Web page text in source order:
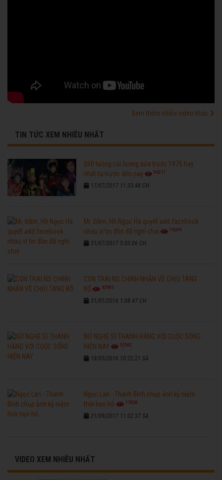
Xem thêm nhiều video khác
TIN TỨC XEM NHIỀU NHẤT
260 tuồng cải lương xưa trước 1975 hay
nhất từ trước đến nay
96211
17/07/2017 11:33:48 CH
Mr. Đàm, Hồ Ngọc Hà quyết add facebook
nhau vì tin đồn đã nghỉ chơi
76309
31/07/2017 5:03:06 CH
CON TRAI NS CHINH NHẪN VỀ CHỊU TANG
BỐ
42983
31/01/2016 1:08:47 CH
NỮ NGHỆ SĨ THANH HẰNG VỚI CUỘC SỐNG
HIỆN NAY
32582
18/05/2016 10:22:21 SA
Ngọc Lan - Thanh Bình chụp ảnh kỷ niệm
thời hẹn hò
17828
21/09/2017 11:02:37 SA
VIDEO XEM NHIỀU NHẤT